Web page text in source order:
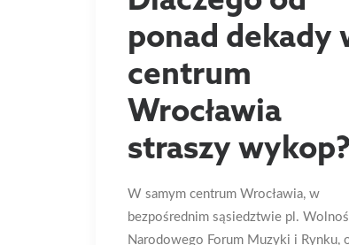
ponad dekady
centrum
Wrocławia
straszy wykop?
W samym centrum Wrocławia, w
bezpośrednim sąsiedztwie pl.
Narodowego Forum Muzyki i Rynku,